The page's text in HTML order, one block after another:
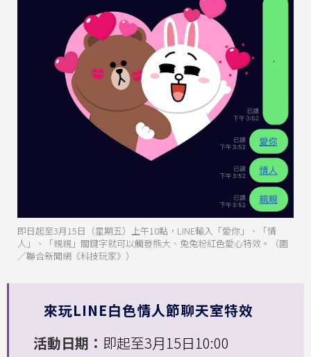
即日起至3月15日（星期五）上午10點，LINE輸入「愛你」、「情
人」、「親親」關鍵字就可以觸發熊大、兔兔粉紅色愛心特效。（圖
／聯合新聞網《科技玩家》）
來玩LINE白色情人節聊天室特效
活動日期： 即起至3月15日10:00